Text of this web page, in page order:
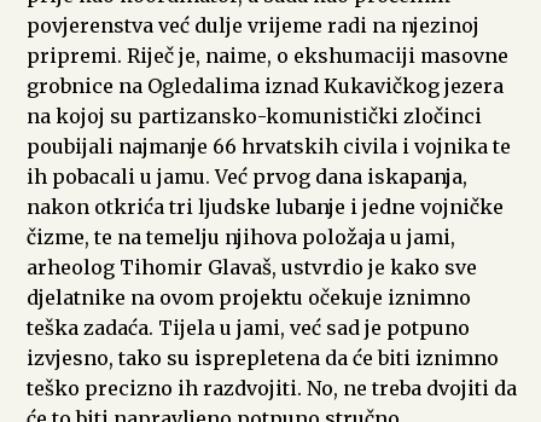
povjerenstva već dulje vrijeme radi na njezinoj
pripremi. Riječ je, naime, o ekshumaciji masovne
grobnice na Ogledalima iznad Kukavičkog jezera
na kojoj su partizansko-komunistički zločinci
poubijali najmanje 66 hrvatskih civila i vojnika te
ih pobacali u jamu. Već prvog dana iskapanja,
nakon otkrića tri ljudske lubanje i jedne vojničke
čizme, te na temelju njihova položaja u jami,
arheolog Tihomir Glavaš, ustvrdio je kako sve
djelatnike na ovom projektu očekuje iznimno
teška zadaća. Tijela u jami, već sad je potpuno
izvjesno, tako su isprepletena da će biti iznimno
teško precizno ih razdvojiti. No, ne treba dvojiti da